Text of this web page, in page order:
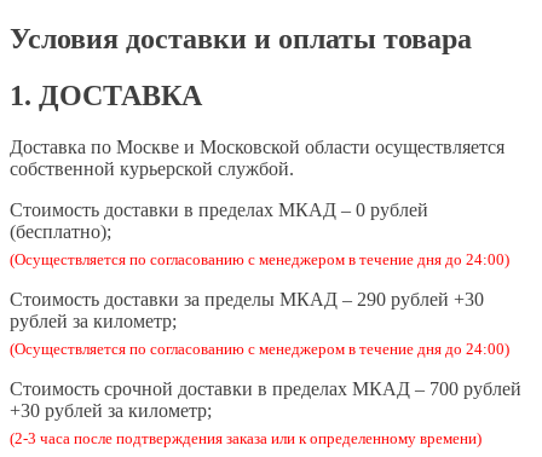
Условия доставки и оплаты товара
1. ДОСТАВКА
Доставка по Москве и Московской области осуществляется
собственной курьерской службой.
Стоимость доставки в пределах МКАД – 0 рублей
(бесплатно);
(Осуществляется по согласованию с менеджером в течение дня до 24:00)
Стоимость доставки за пределы МКАД­­­ – 290 рублей +30
рублей за километр;
(Осуществляется по согласованию с менеджером в течение дня до 24:00)
Стоимость срочной доставки в пределах МКАД – 700 рублей
+30 рублей за километр;
(2-3 часа после подтверждения заказа или к определенному времени)